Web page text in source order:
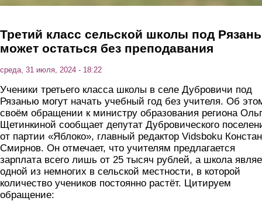
Третий класс сельской школы под
может остаться без преподавания
среда, 31 июля, 2024 - 18:22
Ученики третьего класса школы в селе Дубровичи под
Рязанью могут начать учебный год без учителя. Об
своём обращении к министру образования региона
Щетинкиной сообщает депутат Дубровического
от партии «Яблоко», главный редактор Vidsboku
Смирнов. Он отмечает, что учителям предлагается
зарплата всего лишь от 25 тысяч рублей, а школа
одной из немногих в сельской местности, в которой
количество учеников постоянно растёт. Цитируем
обращение: